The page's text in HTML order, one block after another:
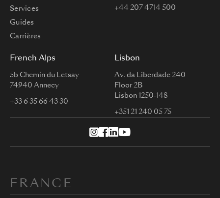
Services
Guides
Carrières
+44 207 4714 500
French Alps
5b Chemin du Letsay
74940 Annecy
+33 6 35 66 43 30
Lisbon
Av. da Liberdade 240
Floor 2B
Lisbon 1250-148
+351 21 240 05 75
FRANCE